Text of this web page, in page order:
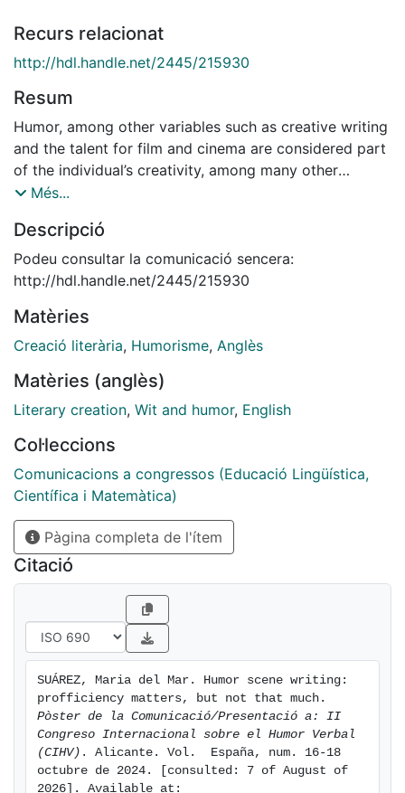
Recurs relacionat
http://hdl.handle.net/2445/215930
Resum
Humor, among other variables such as creative writing
and the talent for film and cinema are considered part
of the individual’s creativity, among many other
features (Carson et al., 2005). On the other hand,
language development (see GRIALE’s work), and so
does its complexity and variety of devices in one’s
discourse. This also means that one’s display of
language proficiency level (Chen & Dewaele, 2018).
Més...
Descripció
Podeu consultar la comunicació sencera:
http://hdl.handle.net/2445/215930
Matèries
Creació literària, Humorisme, Anglès
Matèries (anglès)
Literary creation, Wit and humor, English
Col·leccions
Comunicacions a congressos (Educació Lingüística,
Científica i Matemàtica)
Pàgina completa de l'ítem
Citació
SUÁREZ, Maria del Mar. Humor scene writing:
Pòster de la Comunicació/Presentació a: II
Congreso Internacional sobre el Humor Verbal
(CIHV) . Alicante. Vol.  España, num. 16-18
octubre de 2024. [consulted: 7 of August of
2026]. Available at: